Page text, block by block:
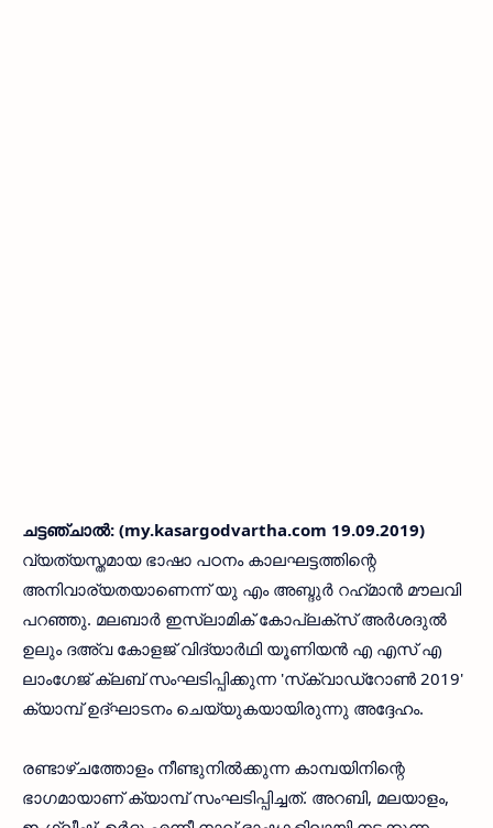
ചട്ടഞ്ചാല്‍: (my.kasargodvartha.com 19.09.2019)
വ്യത്യസ്തമായ ഭാഷാ പഠനം കാലഘട്ടത്തിന്റെ
അനിവാര്യതയാണെന്ന് യു എം അബ്ദുര്‍ റഹ്‌മാൻ മൗലവി
പറഞ്ഞു. മലബാര്‍ ഇസ്‌ലാമിക് കോപ്ലക്‌സ് അര്‍ശദുല്‍
ഉലും ദഅ്‌വ കോളജ് വിദ്യാര്‍ഥി യൂണിയന്‍ എ എസ് എ
ലാംഗേജ് ക്ലബ് സംഘടിപ്പിക്കുന്ന 'സ്‌ക്വാഡ്‌റോണ്‍ 2019'
ക്യാമ്പ് ഉദ്ഘാടനം ചെയ്യുകയായിരുന്നു അദ്ദേഹം.
രണ്ടാഴ്ചത്തോളം നീണ്ടുനില്‍ക്കുന്ന കാമ്പയിനിന്റെ
ഭാഗമായാണ് ക്യാമ്പ് സംഘടിപ്പിച്ചത്. അറബി, മലയാളം,